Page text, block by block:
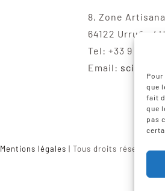
que
fait
que
pas
8, Zone
64122 Urruña /
Tel: +33 9 75 12
Email: scic-
Mentions légales | Tous droits réservés |